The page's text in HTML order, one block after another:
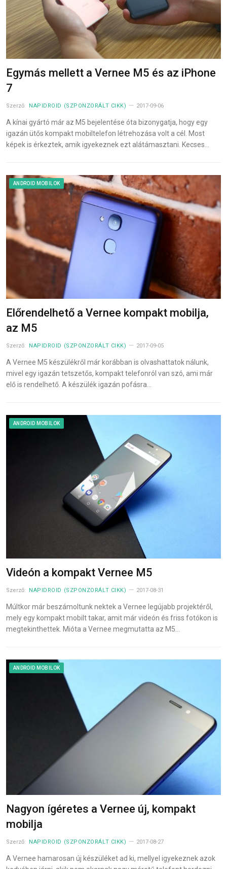
Egymás mellett a Vernee M5 és az iPhone
7
Szerző: NAPIDROID (SZPONZORÁLT CIKK) 2017-09-06
A kínai gyártó már az M5 bejelentése óta bizonygatja, hogy egy
igazán ütős kompakt mobiltelefon létrehozása volt a cél. Most
képek is érkeztek, amik igyekeznek ezt alátámasztani. Kecses…
ANDROID MOBILOK
Előrendelhető a Vernee kompakt mobilja,
az M5
Szerző: NAPIDROID (SZPONZORÁLT CIKK) 2017-09-05
A Vernee M5 készülékről már korábban is olvashattatok nálunk,
mivel egy igazán tetszetős, kompakt telefonról van szó, ami már
elő is rendelhető. A készülék igazán pofásra…
ANDROID MOBILOK
Videón a kompakt Vernee M5
Szerző: NAPIDROID (SZPONZORÁLT CIKK) 2017-08-31
Múltkor már beszámoltunk nektek a Vernee legújabb projektéről,
mely egy kompakt mobilt takar, amit már videón és friss fotókon is
megtekinthettek. Mióta a Vernee megmutatta az M5…
ANDROID MOBILOK
Nagyon ígéretes a Vernee új, kompakt
mobilja
Szerző: NAPIDROID (SZPONZORÁLT CIKK) 2017-08-27
A Vernee hamarosan új készüléket ad ki, mellyel igyekeznek azok